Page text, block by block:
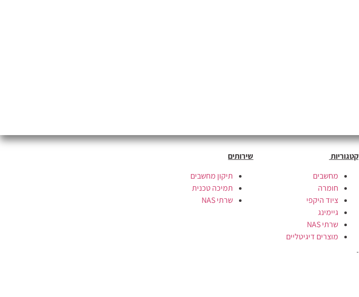
קטגוריות
מחשבים
חומרה
ציוד היקפי
גיימינג
שרתי NAS
מוצרים דיגיטליים
שירותים
תיקון מחשבים
תמיכה טכנית
שרתי NAS